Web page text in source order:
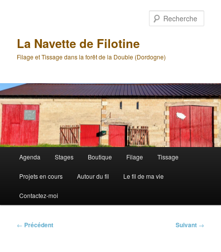
La Navette de Filotine
Filage et Tissage dans la forêt de la Double (Dordogne)
principal
Agenda Stages Boutique Filage Tissage
Projets en cours Autour du fil Le fil de ma vie
Contactez-moi
Navigation
← Précédent Suivant →